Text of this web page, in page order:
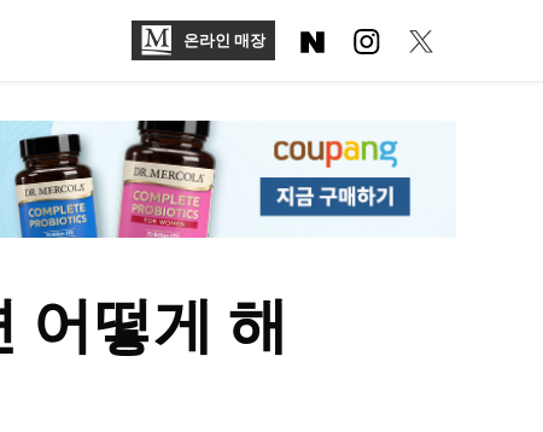
온라인 매장
어떻게 해